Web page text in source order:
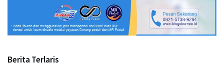
Berita Terlaris